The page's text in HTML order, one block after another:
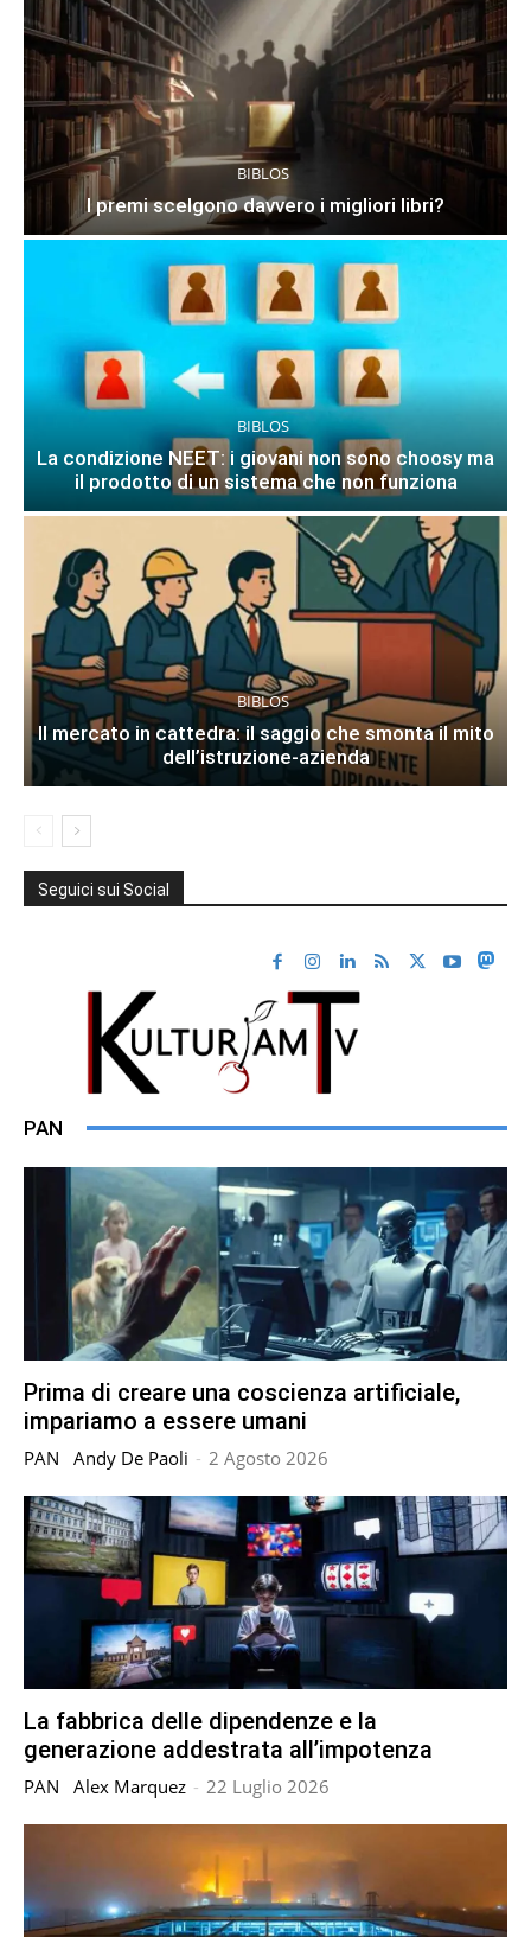
BIBLOS
I premi scelgono davvero i migliori libri?
BIBLOS
La condizione NEET: i giovani non sono choosy ma
il prodotto di un sistema che non funziona
BIBLOS
Il mercato in cattedra: il saggio che smonta il mito
dell’istruzione-azienda
Seguici sui Social
PAN
Prima di creare una coscienza artificiale,
impariamo a essere umani
PAN Andy De Paoli - 2 Agosto 2026
La fabbrica delle dipendenze e la
generazione addestrata all’impotenza
PAN Alex Marquez - 22 Luglio 2026